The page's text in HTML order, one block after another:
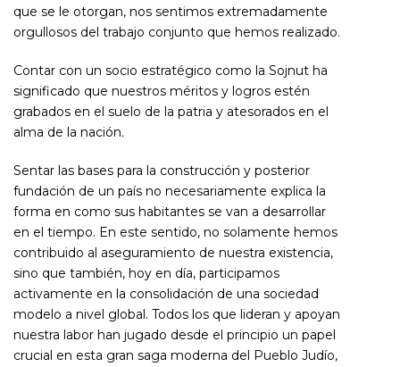
que se le otorgan, nos sentimos extremadamente
orgullosos del trabajo conjunto que hemos realizado.
Contar con un socio estratégico como la Sojnut ha
significado que nuestros méritos y logros estén
grabados en el suelo de la patria y atesorados en el
alma de la nación.
Sentar las bases para la construcción y posterior
fundación de un país no necesariamente explica la
forma en como sus habitantes se van a desarrollar
en el tiempo. En este sentido, no solamente hemos
contribuido al aseguramiento de nuestra existencia,
sino que también, hoy en día, participamos
activamente en la consolidación de una sociedad
modelo a nivel global. Todos los que lideran y apoyan
nuestra labor han jugado desde el principio un papel
crucial en esta gran saga moderna del Pueblo Judío,